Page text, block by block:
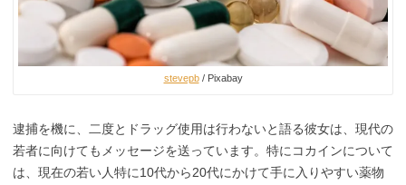
stevepb/ Pixabay
逮捕を機に、二度とドラッグ使用は行わないと語る彼女は、現代の
若者に向けてもメッセージを送っています。特にコカインについて
は、現在の若い人特に10代から20代にかけて手に入りやすい薬物